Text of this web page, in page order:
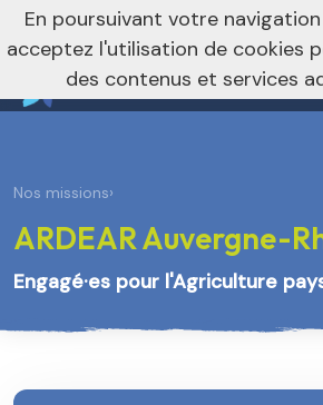
nivo_2026: 1
Nos missions›
ARDEAR Auvergne-
Engagé·es pour l'Agriculture
En poursuivant votre
acceptez l'utilisation de cookies
des contenus et services